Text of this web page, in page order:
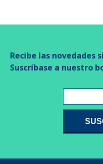
Recibe las novedades
Suscríbase a nuestro